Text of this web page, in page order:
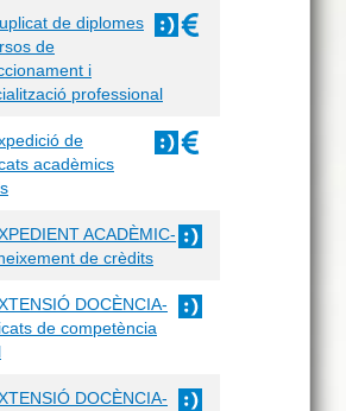
de diplomes
de
i
professional
de
acadèmics
ACADÈMIC-
de crèdits
DOCÈNCIA-
de competència
DOCÈNCIA-